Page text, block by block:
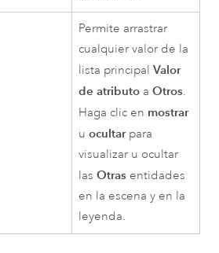
Permite arrastrar
cualquier valor de la
lista principalValor
de atributo aOtros.
Haga clic en mostrar
uocultarpara
visualizar u ocultar
lasOtras entidades
en la escena y en la
leyenda.